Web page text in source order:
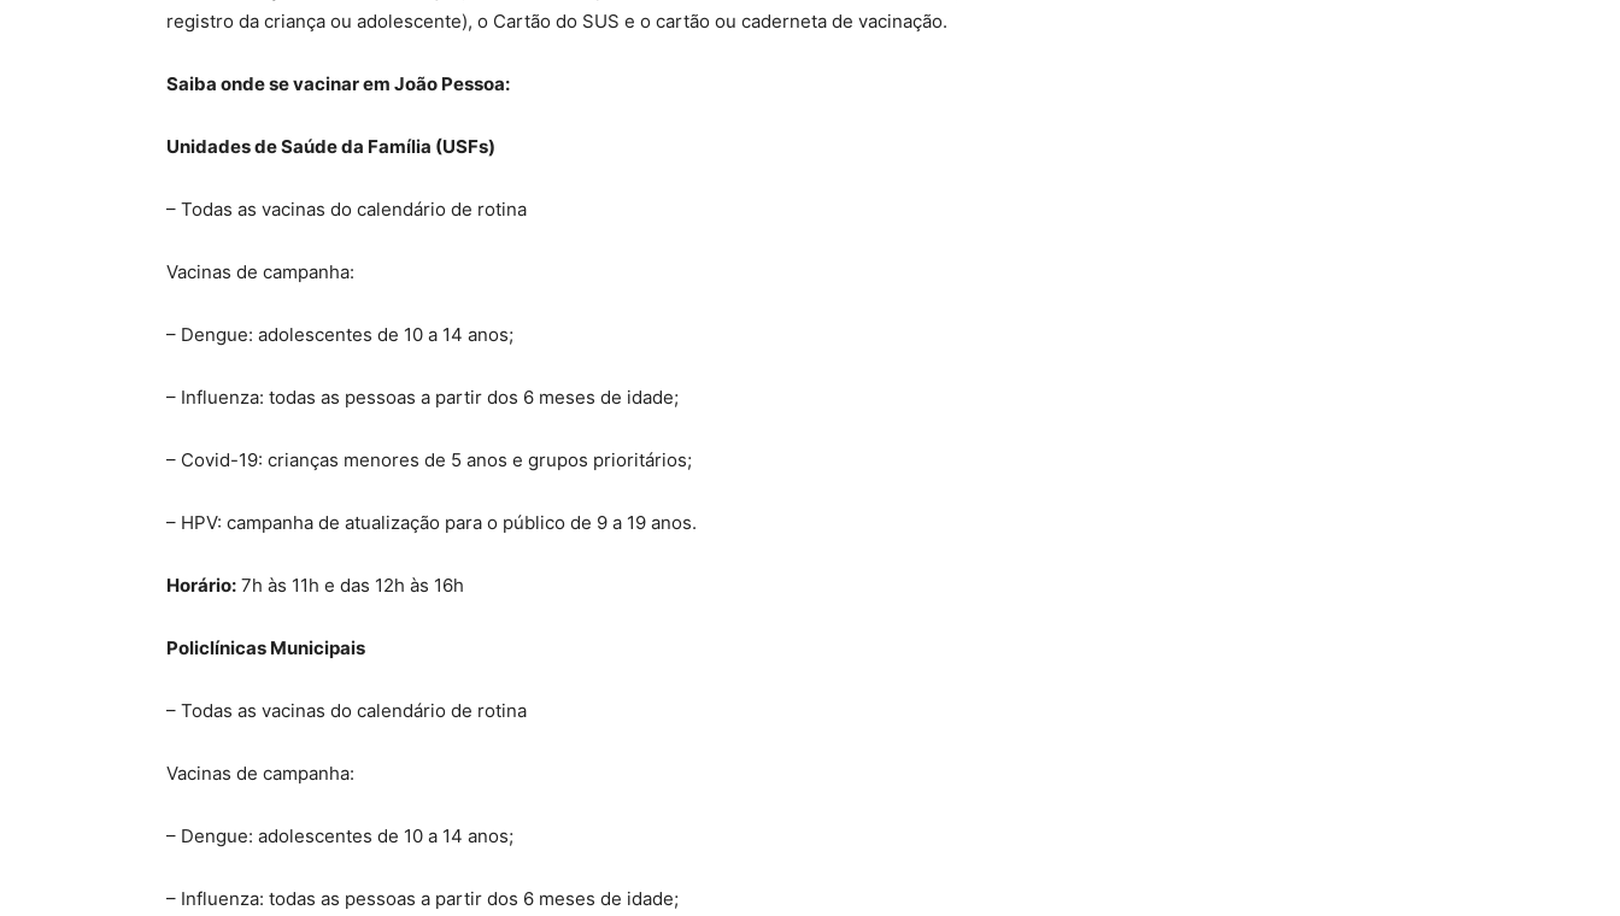
registro da criança ou adolescente), o Cartão do SUS e o cartão ou caderneta de vacinação.
Saiba onde se vacinar em João Pessoa:
Unidades de Saúde da Família (USFs)
– Todas as vacinas do calendário de rotina
Vacinas de campanha:
– Dengue: adolescentes de 10 a 14 anos;
– Influenza: todas as pessoas a partir dos 6 meses de idade;
– Covid-19: crianças menores de 5 anos e grupos prioritários;
– HPV: campanha de atualização para o público de 9 a 19 anos.
Horário: 7h às 11h e das 12h às 16h
Policlínicas Municipais
– Todas as vacinas do calendário de rotina
Vacinas de campanha:
– Dengue: adolescentes de 10 a 14 anos;
– Influenza: todas as pessoas a partir dos 6 meses de idade;